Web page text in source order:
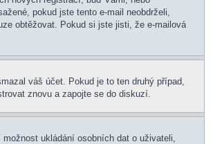
pokud jste tento e-mail neobdrželi,
obtěžovat. Pokud si jste jisti, že e-mailová
váš účet. Pokud je to ten druhý případ,
znovu a zapojte se do diskuzí.
ukládání osobních dat o uživateli,